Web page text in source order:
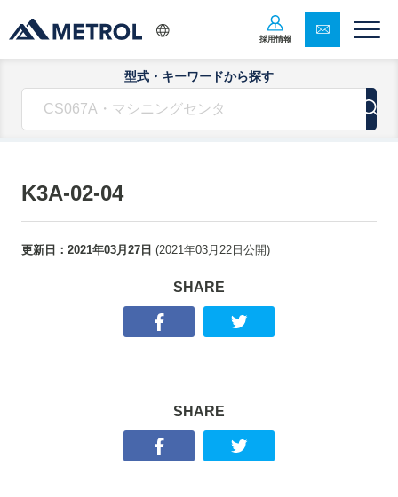
採用情報
型式・キーワードから探す
K3A-02-04
更新日： 2021年03月27日 (2021年03月22日 公開)
SHARE
SHARE